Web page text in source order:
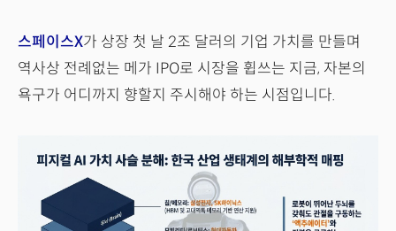
스페이스X가 상장 첫 날 2조 달러의 기업 가치를 만들며
역사상 전례없는 메가 IPO로 시장을 휩쓰는 지금, 자본의
욕구가 어디까지 향할지 주시해야 하는 시점입니다.